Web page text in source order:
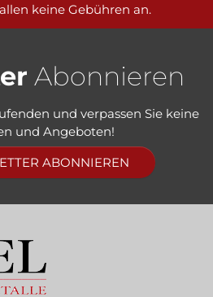
keine Gebühren an.
Abonnieren
und verpassen Sie keine
und Angeboten!
ABONNIEREN